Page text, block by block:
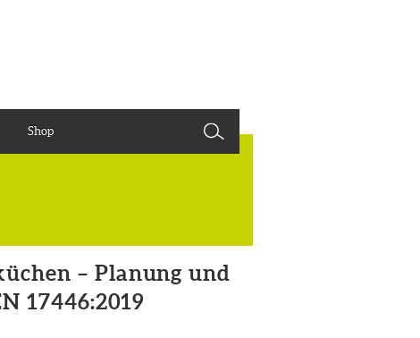
Shop
– Planung und
17446:2019